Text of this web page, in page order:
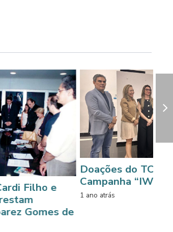
e
de
Doações do TCE-MT
Campanha “IWIRC